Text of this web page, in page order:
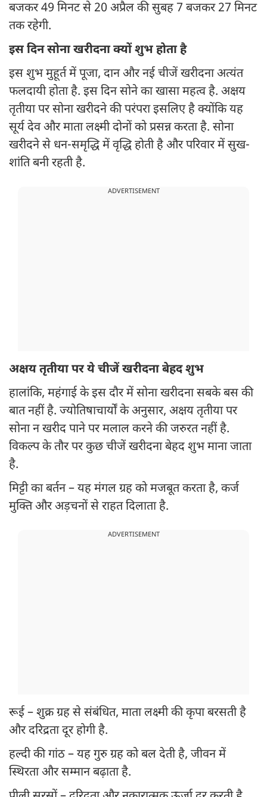
बजकर 49 मिनट से 20 अप्रैल की सुबह 7 बजकर 27 मिनट
तक रहेगी.
इस दिन सोना खरीदना क्यों शुभ होता है
इस शुभ मुहूर्त में पूजा, दान और नई चीजें खरीदना अत्यंत
फलदायी होता है. इस दिन सोने का खासा महत्व है. अक्षय
तृतीया पर सोना खरीदने की परंपरा इसलिए है क्योंकि यह
सूर्य देव और माता लक्ष्मी दोनों को प्रसन्न करता है. सोना
खरीदने से धन-समृद्धि में वृद्धि होती है और परिवार में सुख-
शांति बनी रहती है.
ADVERTISEMENT
अक्षय तृतीया पर ये चीजें खरीदना बेहद शुभ
हालांकि, महंगाई के इस दौर में सोना खरीदना सबके बस की
बात नहीं है. ज्योतिषाचार्यों के अनुसार, अक्षय तृतीया पर
सोना न खरीद पाने पर मलाल करने की जरुरत नहीं है.
विकल्प के तौर पर कुछ चीजें खरीदना बेहद शुभ माना जाता
है.
मिट्टी का बर्तन – यह मंगल ग्रह को मजबूत करता है, कर्ज
मुक्ति और अड़चनों से राहत दिलाता है.
ADVERTISEMENT
रूई – शुक्र ग्रह से संबंधित, माता लक्ष्मी की कृपा बरसती है
और दरिद्रता दूर होगी है.
हल्दी की गांठ – यह गुरु ग्रह को बल देती है, जीवन में
स्थिरता और सम्मान बढ़ाता है.